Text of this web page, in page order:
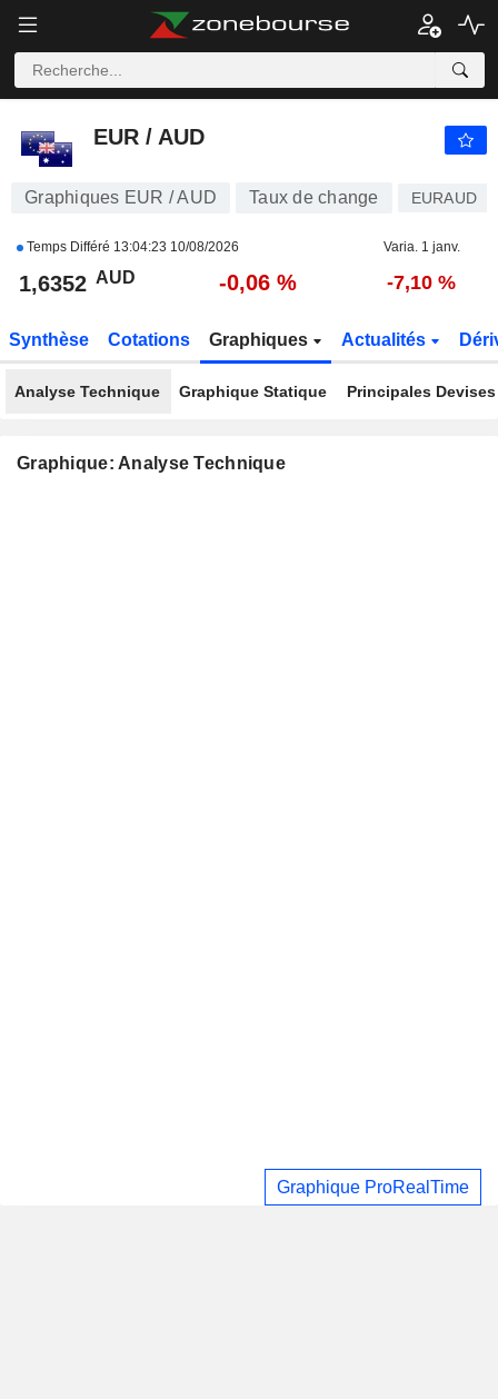
EUR / AUD
EUR / AUD
Graphiques EUR / AUD Taux de change EURAUD
Temps Différé 13:04:23 10/08/2026 Varia. 1 janv.
1,6352 AUD -0,06 % -7,10 %
Synthèse Cotations Graphiques Actualités
Analyse Technique Graphique Statique Principales Devises
Graphique: Analyse Technique
Graphique ProRealTime